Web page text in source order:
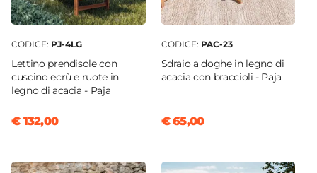
CODICE: PJ-4LG
Lettino prendisole con
cuscino ecrù e ruote in
legno di acacia - Paja
€ 132,00
CODICE: PAC-23
Sdraio a doghe in legno di
acacia con braccioli - Paja
€ 65,00